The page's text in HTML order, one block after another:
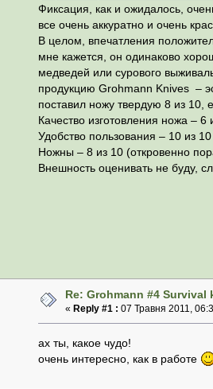
Фиксация, как и ожидалось,
все очень аккуратно и очень
В целом, впечатления
мне кажется, он одинаково
медведей или сурового
продукцию Grohmann Knives –
поставил ножу твердую 8 из 10,
Качество изготовления ножа –
Удобство пользования – 10 из
Ножны – 8 из 10 (откровенно
Внешность оценивать не буду,
Re: Grohmann #4 Survival
« Reply #1 : 07 Травня 2011,
ах ты, какое чудо!
очень интересно, как в работе